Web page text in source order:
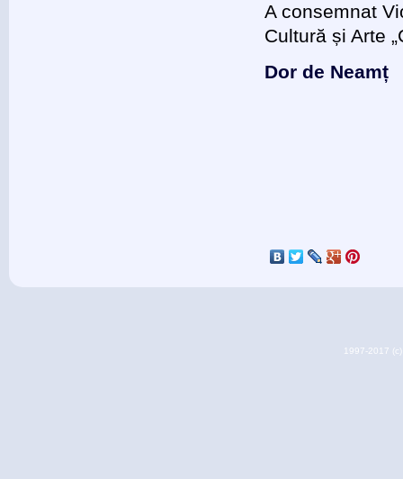
A consemnat
Cultură și Arte
Dor de Neamț
1997-2017